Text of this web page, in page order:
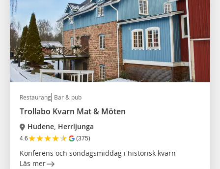
Restaurang Bar & pub
Trollabo Kvarn Mat & Möten
Hudene, Herrljunga
4.6★★★★★ (375)
Konferens och söndagsmiddag i historisk kvarn
Läs mer